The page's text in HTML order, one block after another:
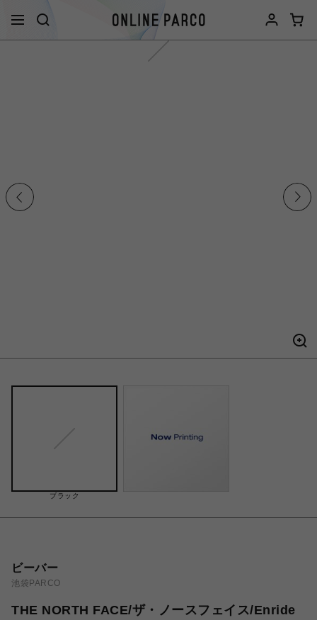
ブラック
ビーバー
池袋PARCO
THE NORTH FACE/ザ・ノースフェイス/Enride